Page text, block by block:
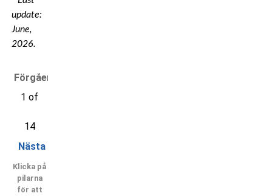
update:
June,
2026.
Förgående
1 of
14
Nästa
Klicka på
pilarna
för att